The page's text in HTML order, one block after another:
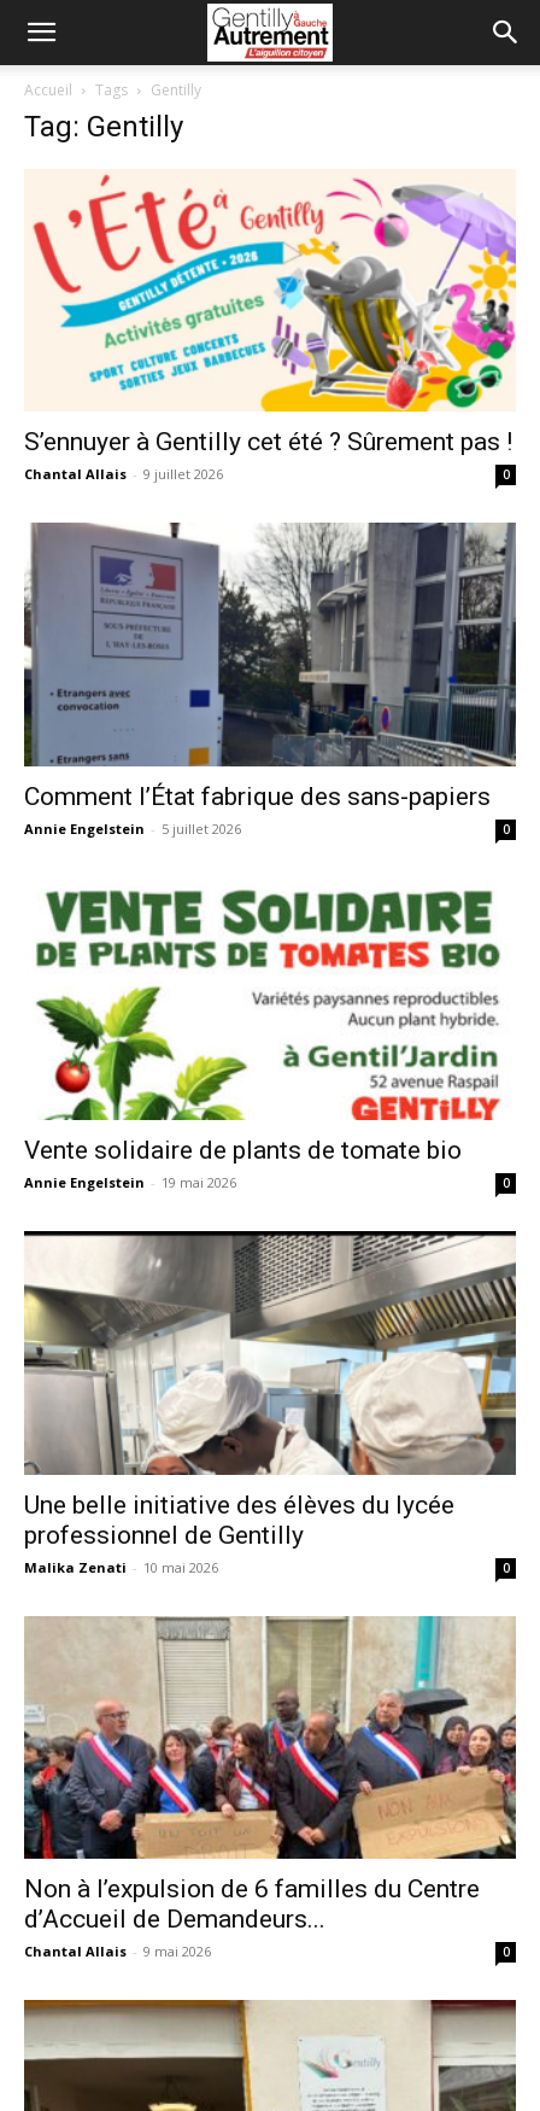
Accueil Tags Gentilly
Tag: Gentilly
S’ennuyer à Gentilly cet été ? Sûrement pas !
Chantal Allais - 9 juillet 2026 0
Comment l’État fabrique des sans-papiers
Annie Engelstein - 5 juillet 2026 0
Vente solidaire de plants de tomate bio
Annie Engelstein - 19 mai 2026 0
Une belle initiative des élèves du lycée
professionnel de Gentilly
Malika Zenati - 10 mai 2026 0
Non à l’expulsion de 6 familles du Centre
d’Accueil de Demandeurs...
Chantal Allais - 9 mai 2026 0